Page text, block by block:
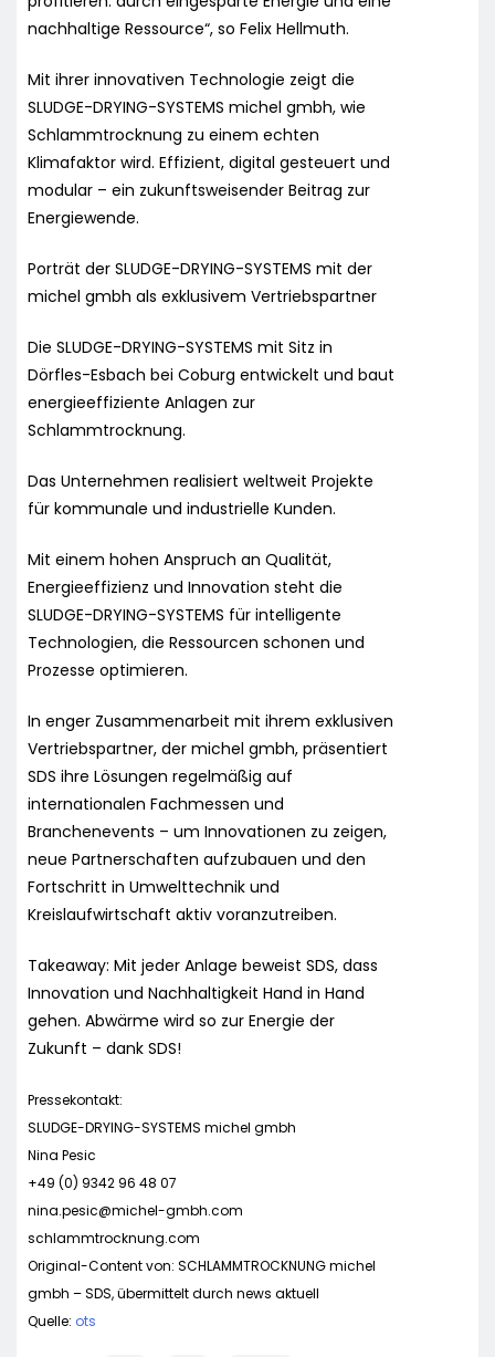
nachhaltige Ressource“, so Felix Hellmuth.
Mit ihrer innovativen Technologie zeigt die
SLUDGE-DRYING-SYSTEMS michel gmbh, wie
Schlammtrocknung zu einem echten
Klimafaktor wird. Effizient, digital gesteuert und
modular – ein zukunftsweisender Beitrag zur
Energiewende.
Porträt der SLUDGE-DRYING-SYSTEMS mit der
michel gmbh als exklusivem Vertriebspartner
Die SLUDGE-DRYING-SYSTEMS mit Sitz in
Dörfles-Esbach bei Coburg entwickelt und baut
energieeffiziente Anlagen zur
Schlammtrocknung.
Das Unternehmen realisiert weltweit Projekte
für kommunale und industrielle Kunden.
Mit einem hohen Anspruch an Qualität,
Energieeffizienz und Innovation steht die
SLUDGE-DRYING-SYSTEMS für intelligente
Technologien, die Ressourcen schonen und
Prozesse optimieren.
In enger Zusammenarbeit mit ihrem exklusiven
Vertriebspartner, der michel gmbh, präsentiert
SDS ihre Lösungen regelmäßig auf
internationalen Fachmessen und
Branchenevents – um Innovationen zu zeigen,
neue Partnerschaften aufzubauen und den
Fortschritt in Umwelttechnik und
Kreislaufwirtschaft aktiv voranzutreiben.
Takeaway: Mit jeder Anlage beweist SDS, dass
Innovation und Nachhaltigkeit Hand in Hand
gehen. Abwärme wird so zur Energie der
Zukunft – dank SDS!
Pressekontakt:
SLUDGE-DRYING-SYSTEMS michel gmbh
Nina Pesic
+49 (0) 9342 96 48 07
nina.pesic@michel-gmbh.com
schlammtrocknung.com
Original-Content von: SCHLAMMTROCKNUNG michel
gmbh – SDS, übermittelt durch news aktuell
Quelle: ots